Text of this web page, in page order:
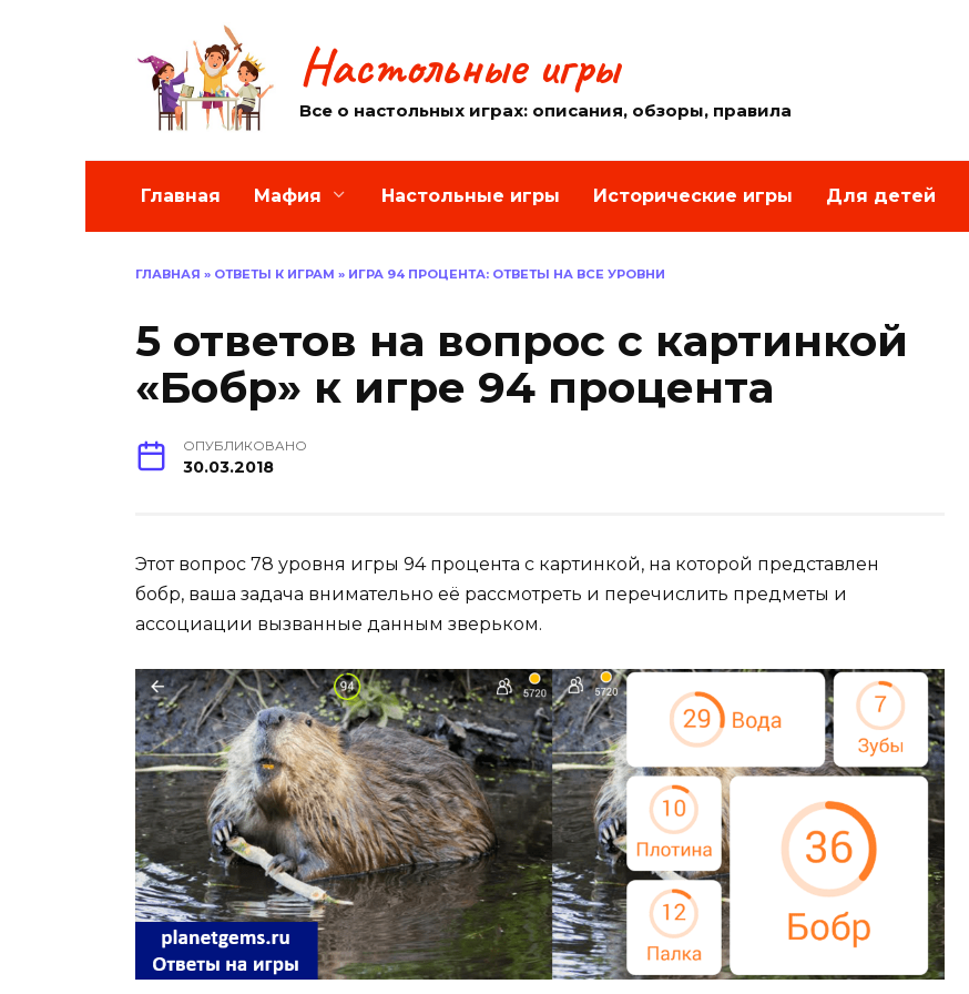
Настольные игры
Все о настольных играх: описания, обзоры, правила
Главная Мафия Настольные игры Исторические игры Для детей
ГЛАВНАЯ » ОТВЕТЫ К ИГРАМ » ИГРА 94 ПРОЦЕНТА: ОТВЕТЫ НА ВСЕ УРОВНИ
5 ответов на вопрос с картинкой
«Бобр» к игре 94 процента
ОПУБЛИКОВАНО
30.03.2018
Этот вопрос 78 уровня игры 94 процента с картинкой, на которой представлен
бобр, ваша задача внимательно её рассмотреть и перечислить предметы и
ассоциации вызванные данным зверьком.